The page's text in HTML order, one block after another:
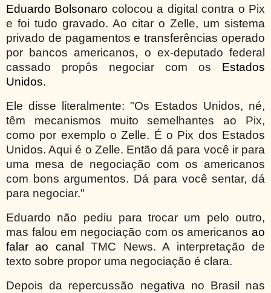
Eduardo Bolsonaro colocou a digital contra o Pix
e foi tudo gravado. Ao citar o Zelle, um sistema
privado de pagamentos e transferências operado
por bancos americanos, o ex-deputado federal
cassado propôs negociar com os Estados
Unidos.
Ele disse literalmente: "Os Estados Unidos, né,
têm mecanismos muito semelhantes ao Pix,
como por exemplo o Zelle. É o Pix dos Estados
Unidos. Aqui é o Zelle. Então dá para você ir para
uma mesa de negociação com os americanos
com bons argumentos. Dá para você sentar, dá
para negociar."
Eduardo não pediu para trocar um pelo outro,
mas falou em negociação com os americanos ao
falar ao canalTMC News. A interpretação de
texto sobre propor uma negociação é clara.
Depois da repercussão negativa no Brasil nas